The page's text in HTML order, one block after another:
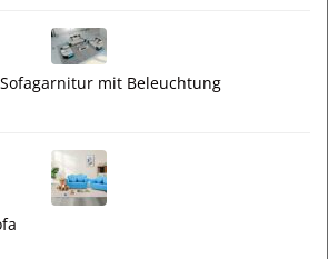
mit Beleuchtung